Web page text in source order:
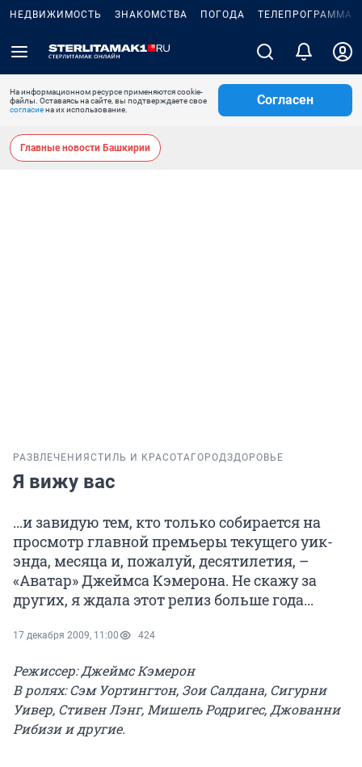
НЕДВИЖИМОСТЬ ЗНАКОМСТВА ПОГОДА ТЕЛЕПРОГРАММА
На информационном ресурсе применяются cookie-
файлы. Оставаясь на сайте, вы подтверждаете свое
согласиена их использование.
Согласен
Главные новости Башкирии
РАЗВЛЕЧЕНИЯ СТИЛЬ И КРАСОТА ГОРОДЗДОРОВЬЕ
Я вижу вас
...и завидую тем, кто только собирается на
просмотр главной премьеры текущего уик-
энда, месяца и, пожалуй, десятилетия, –
«Аватар» Джеймса Кэмерона. Не скажу за
других, я ждала этот релиз больше года...
17 декабря 2009, 11:00 424
Режиссер: Джеймс Кэмерон
В ролях: Сэм Уортингтон, Зои Салдана, Сигурни
Уивер, Стивен Лэнг, Мишель Родригес, Джованни
Рибизи и другие.